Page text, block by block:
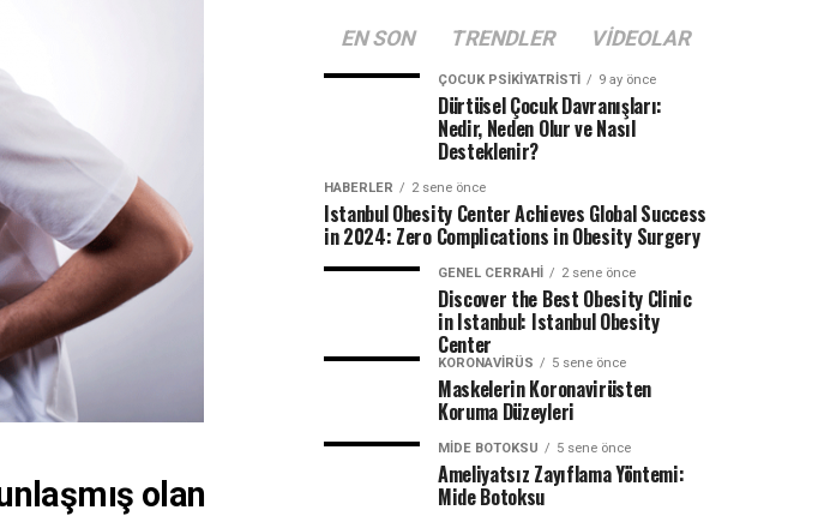
olan
EN SON TRENDLER VIDEOLAR
ÇOCUK PSIKIYATRISTI 9 ay önce
Dürtüsel Çocuk Davranışları:
Nedir, Neden Olur ve Nasıl
Desteklenir?
HABERLER 2 sene önce
Istanbul Obesity Center Achieves Global Success
in 2024: Zero Complications in Obesity Surgery
GENEL CERRAHI 2 sene önce
Discover the Best Obesity Clinic
in Istanbul: Istanbul Obesity
Center
KORONAVIRÜS 5 sene önce
Maskelerin Koronavirüsten
Koruma Düzeyleri
MIDE BOTOKSU 5 sene önce
Ameliyatsız Zayıflama Yöntemi:
Mide Botoksu